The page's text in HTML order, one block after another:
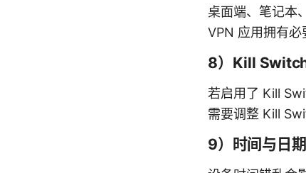
桌面端、笔记本
VPN 应用拥有必
8）Kill
若启用了 Kill
需要调整 Kill
9）时间与日